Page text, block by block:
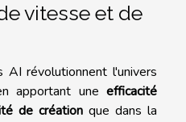
vitesse et de
AI révolutionnent l'univers
apportant une efficacité
de création que dans la